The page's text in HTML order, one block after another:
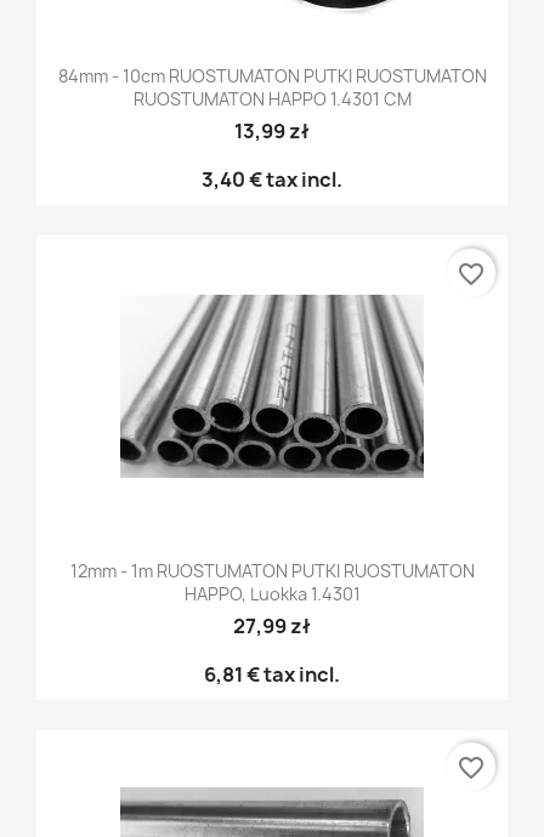
84mm - 10cm RUOSTUMATON PUTKI RUOSTUMATON
RUOSTUMATON HAPPO 1.4301 CM
13,99 zł
3,40 €tax incl.
12mm - 1m RUOSTUMATON PUTKI RUOSTUMATON
HAPPO, Luokka 1.4301
27,99 zł
6,81 €tax incl.
favorite_border
favorite_border